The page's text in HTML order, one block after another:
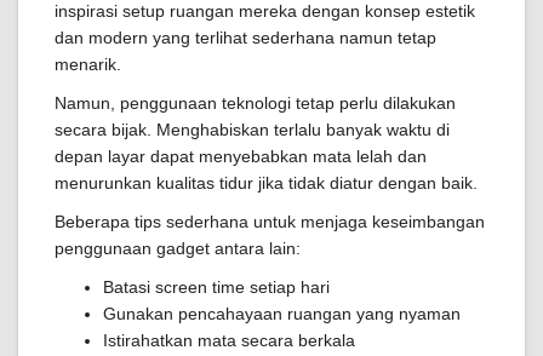
inspirasi setup ruangan mereka dengan konsep estetik
dan modern yang terlihat sederhana namun tetap
menarik.
Namun, penggunaan teknologi tetap perlu dilakukan
secara bijak. Menghabiskan terlalu banyak waktu di
depan layar dapat menyebabkan mata lelah dan
menurunkan kualitas tidur jika tidak diatur dengan baik.
Beberapa tips sederhana untuk menjaga keseimbangan
penggunaan gadget antara lain:
Batasi screen time setiap hari
Gunakan pencahayaan ruangan yang nyaman
Istirahatkan mata secara berkala